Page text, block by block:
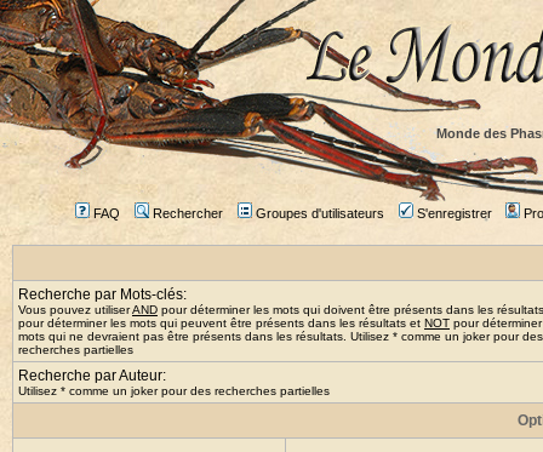
Monde des
FAQ Rechercher Groupes d'utilisateurs S'enregistrer
Recherche par Mots-clés:
Vous pouvez utiliserAND pour déterminer les mots qui doivent être présents dans les
pour déterminer les mots qui peuvent être présents dans les résultats et NOT pour
mots qui ne devraient pas être présents dans les résultats. Utilisez * comme un joker pour des
recherches partielles
Recherche par Auteur:
Utilisez * comme un joker pour des recherches partielles